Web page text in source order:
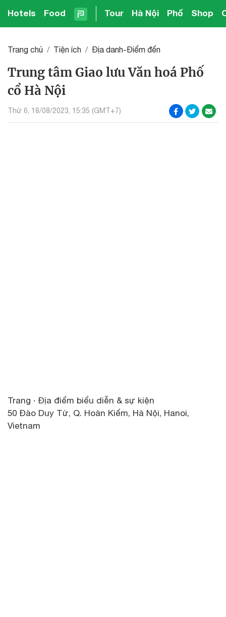
Hotels Food Tour Hà Nội Phố Shop
Trang chủ Tiện ích Địa danh-Điểm đến
Trung tâm Giao lưu Văn hoá Phố
cổ Hà Nội
Thứ 6, 18/08/2023, 15:35 (GMT+7)
Trang · Địa điểm biểu diễn & sự kiện
50 Đào Duy Từ, Q. Hoàn Kiếm, Hà Nội, Hanoi,
Vietnam